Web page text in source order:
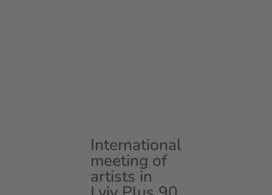
International
meeting of
artists in